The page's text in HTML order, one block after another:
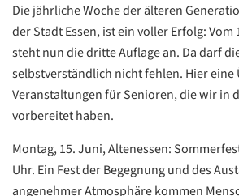
Die jährliche Woche der älteren
der Stadt Essen, ist ein voller Erfolg: Vom
steht nun die dritte Auflage an. Da darf
selbstverständlich nicht fehlen. Hier eine
Veranstaltungen für Senioren, die wir in
vorbereitet haben.
Montag, 15. Juni, Altenessen:
Uhr. Ein Fest der Begegnung und des
angenehmer Atmosphäre kommen